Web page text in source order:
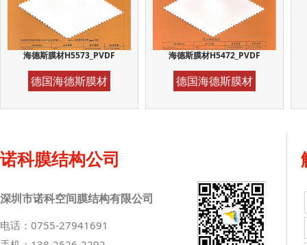
海德斯膜材H5573_PVDF
德国海德斯膜材
海德斯膜材H5472_PVDF
德国海德斯膜材
诺科膜结构公司
深圳市诺科空间膜结构有限公司
电话：0755-27941691